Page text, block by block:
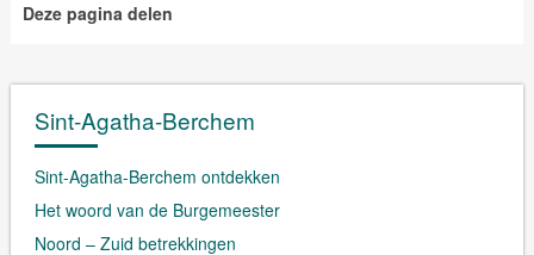
Deze pagina delen
Sint-Agatha-Berchem
Sint-Agatha-Berchem ontdekken
Het woord van de Burgemeester
Noord – Zuid betrekkingen